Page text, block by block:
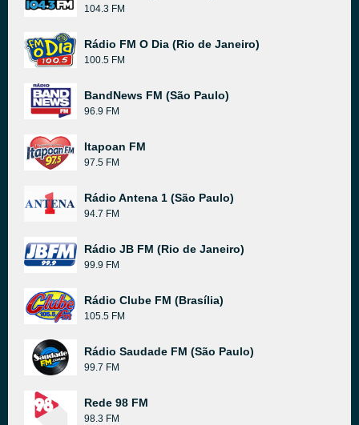
104.3 FM
Rádio FM O Dia (Rio de Janeiro)
100.5 FM
BandNews FM (São Paulo)
96.9 FM
Itapoan FM
97.5 FM
Rádio Antena 1 (São Paulo)
94.7 FM
Rádio JB FM (Rio de Janeiro)
99.9 FM
Rádio Clube FM (Brasília)
105.5 FM
Rádio Saudade FM (São Paulo)
99.7 FM
Rede 98 FM
98.3 FM